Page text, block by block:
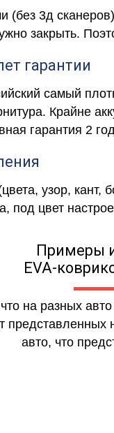
(без 3д
закрыть.
гарантии
самый
Крайне
гарантия 2
узор, кант,
под цвет
Примеры
EVA-
на разных
авто, что